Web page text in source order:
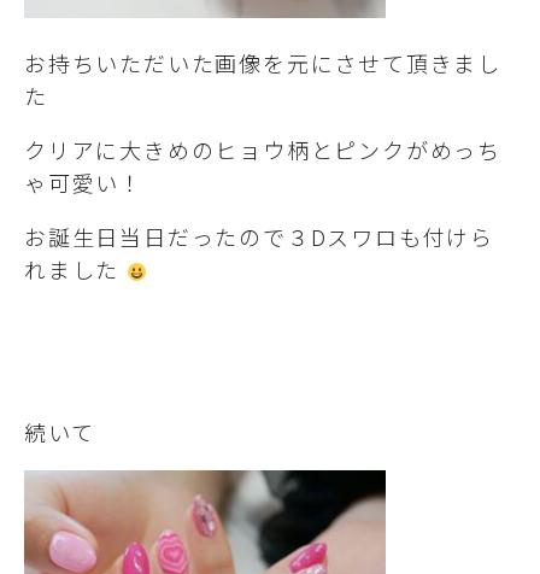
お持ちいただいた画像を元にさせて頂きまし
た
クリアに大きめのヒョウ柄とピンクがめっち
ゃ可愛い！
お誕生日当日だったので３Dスワロも付けら
れました
続いて